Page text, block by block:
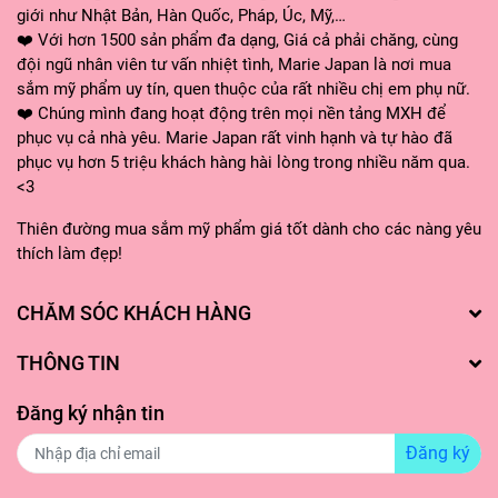
mặt (trán, đầu mũi, hai bên má & cằm)
- Mát xa trên da từ 1-2 phút theo chiều hướng lên để
sản phẩm thẩm thấu vào da
- Sử dụng thêm Kem chống nắng vào buổi sáng
giới như Nhật Bản, Hàn Quốc, Pháp, Úc, Mỹ,…
❤️ Với hơn 1500 sản phẩm đa dạng, Giá cả phải chăng, cùng
đội ngũ nhân viên tư vấn nhiệt tình, Marie Japan là nơi mua
sắm mỹ phẩm uy tín, quen thuộc của rất nhiều chị em phụ nữ.
❤️ Chúng mình đang hoạt động trên mọi nền tảng MXH để
phục vụ cả nhà yêu. Marie Japan rất vinh hạnh và tự hào đã
phục vụ hơn 5 triệu khách hàng hài lòng trong nhiều năm qua.
<3
Thiên đường mua sắm mỹ phẩm giá tốt dành cho các nàng yêu
thích làm đẹp!
CHĂM SÓC KHÁCH HÀNG
THÔNG TIN
Đăng ký nhận tin
Đăng ký